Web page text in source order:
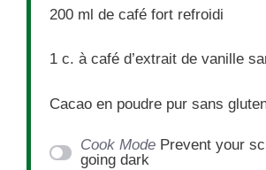
200 ml de café fort refroidi
1 c. à café d’extrait de vanille
Cacao en poudre pur sans
Cook Mode Prevent your
going dark